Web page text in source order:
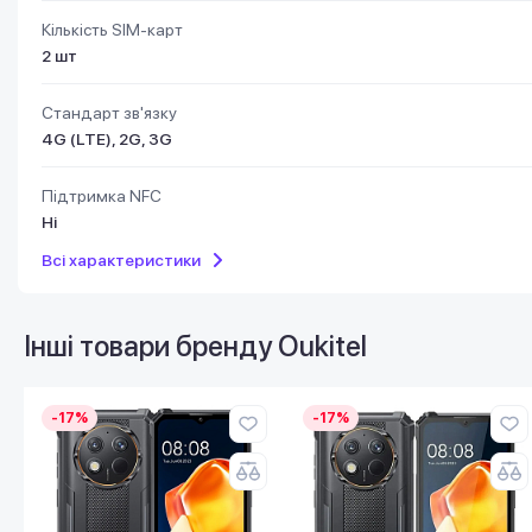
Кількість SIM-карт
2 шт
Стандарт зв'язку
4G (LTE), 2G, 3G
Підтримка NFC
Ні
Всі характеристики
Інші товари брендуOukitel
-17% -17%